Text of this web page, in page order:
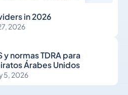
in 2026
2026
normas TDRA para
Árabes Unidos
5, 2026